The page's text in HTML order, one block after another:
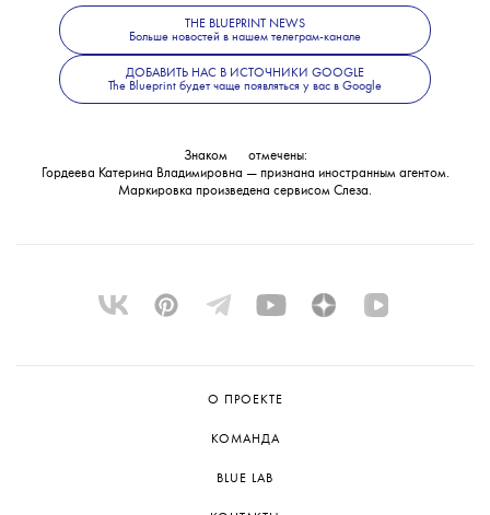
не уточнило. В Следственном комитете
также сообщили, что решается вопрос
об объявлении журналистки
в международный розыск.
THE BLUEPRINT NEWS
Больше новостей в нашем телеграм-канале
ДОБАВИТЬ НАС В ИСТОЧНИКИ GOOGLE
The Blueprint будет чаще появляться у вас в Google
Знаком
отмечены:
Гордеева Катерина Владимировна — признана иностранным агентом.
Маркировка произведена сервисом Слеза.
О ПРОЕКТЕ
КОМАНДА
BLUE LAB